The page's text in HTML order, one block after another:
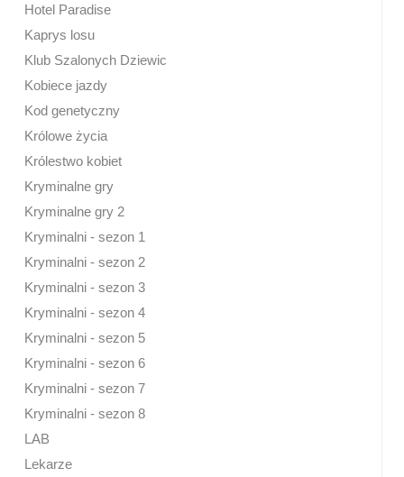
Hotel Paradise
Kaprys losu
Klub Szalonych Dziewic
Kobiece jazdy
Kod genetyczny
Królowe życia
Królestwo kobiet
Kryminalne gry
Kryminalne gry 2
Kryminalni - sezon 1
Kryminalni - sezon 2
Kryminalni - sezon 3
Kryminalni - sezon 4
Kryminalni - sezon 5
Kryminalni - sezon 6
Kryminalni - sezon 7
Kryminalni - sezon 8
LAB
Lekarze